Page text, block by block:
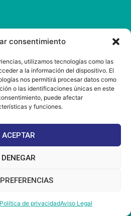
consentimiento
utilizamos tecnologías como las
a la información del dispositivo. El
nos permitirá procesar datos como
o las identificaciones únicas en este
puede afectar
y funciones.
ACEPTAR
DENEGAR
de privacidadAviso Legal
(Cita previa) 11130